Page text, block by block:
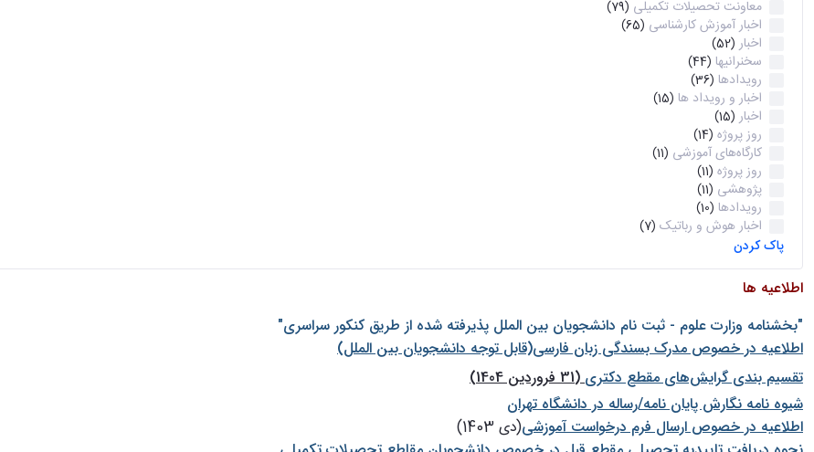
معاونت تحصیلات تکمیلی (79)
اخبار آموزش کارشناسی (65)
اخبار (52)
سخنرانیها (44)
رویدادها (36)
اخبار و رویداد ها (15)
اخبار (15)
روز پروژه (14)
کارگاه‌های آموزشی (11)
روز پروژه (11)
پژوهشی (11)
رویدادها (10)
اخبار هوش و رباتیک (7)
پاک کردن
اطلاعیه ها
"بخشنامه وزارت علوم - ثبت نام دانشجويان بين الملل پذيرفته شده از طريق كنكور سراسری"
اطلاعیه در خصوص مدرک بسندگی زبان فارسی(قابل توجه دانشجویان بین الملل)
تقسیم بندی گرایش‌های مقطع دکتری(31 فروردین 1404)
شيوه نامه نگارش پايان نامه/رساله در دانشگاه تهران
اطلاعیه در خصوص ارسال فرم درخواست آموزشی(دی 1403)